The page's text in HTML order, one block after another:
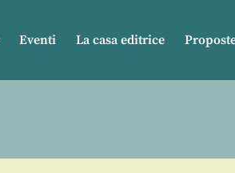
Eventi La casa editrice